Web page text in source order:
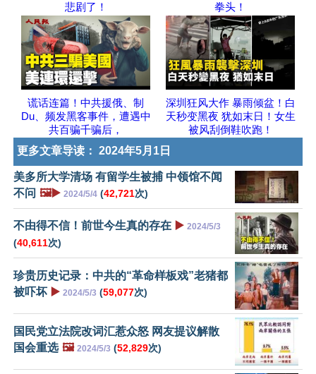
悲剧了！
拳头！
谎话连篇！中共援俄、制
Du、频发黑客事件，遭遇中
共百骗千骗后，
深圳狂风大作 暴雨倾盆！白
天秒变黑夜 犹如末日！女生
被风刮倒鞋吹跑！
更多文章导读： 2024年5月1日
美多所大学清场 有留学生被捕 中领馆不闻
不问 🖼️▶️ 2024/5/4 (42,721次)
不由得不信！前世今生真的存在 ▶️ 2024/5/3
(40,611次)
珍贵历史记录：中共的“革命样板戏”老猪都
被吓坏 ▶️ 2024/5/3 (59,077次)
国民党立法院改词汇惹众怒 网友提议解散
国会重选 🖼️ 2024/5/3 (52,829次)